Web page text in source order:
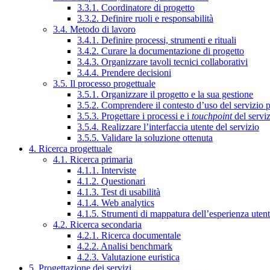
3.3.1. Coordinatore di progetto
3.3.2. Definire ruoli e responsabilità
3.4. Metodo di lavoro
3.4.1. Definire processi, strumenti e rituali
3.4.2. Curare la documentazione di progetto
3.4.3. Organizzare tavoli tecnici collaborativi
3.4.4. Prendere decisioni
3.5. Il processo progettuale
3.5.1. Organizzare il progetto e la sua gestione
3.5.2. Comprendere il contesto d’uso del servizio
3.5.3. Progettare i processi e i touchpointdel
3.5.4. Realizzare l’interfaccia utente del servizio
3.5.5. Validare la soluzione ottenuta
4. Ricerca progettuale
4.1. Ricerca primaria
4.1.1. Interviste
4.1.2. Questionari
4.1.3. Test di usabilità
4.1.4. Web analytics
4.1.5. Strumenti di mappatura dell’esperienza
4.2. Ricerca secondaria
4.2.1. Ricerca documentale
4.2.2. Analisi benchmark
4.2.3. Valutazione euristica
5. Progettazione dei servizi